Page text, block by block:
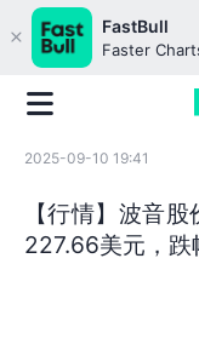
FastBull
Faster
2025-09-10 19:41
【行情】波音
227.66美元，跌